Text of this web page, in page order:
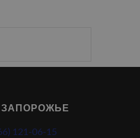
ЗАПОРОЖЬЕ
121-06-15